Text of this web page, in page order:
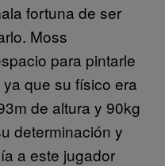
fortuna de ser
Moss
para pintarle
que su físico era
de altura y 90kg
determinación y
a este jugador